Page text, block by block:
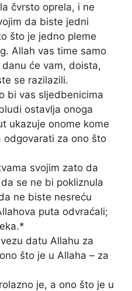
čvrsto oprela, i ne
da biste jedni
što je jedno pleme
Allah vas time samo
će vam, doista,
se razilazili.
bi vas sljedbenicima
ostavlja onoga
ukazuje onome kome
odgovarati za ono što
svojim zato da
se ne bi pokliznula
ne biste nesreću
puta odvraćali;
datu Allahu za
što je u Allaha – za
je, a ono što je u